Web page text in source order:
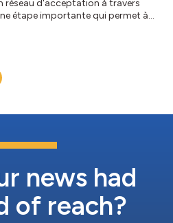
réseau d'acceptation à travers
étape importante qui permet à
en matière de paiements
d'innovation en Afrique, une
news had
of reach?